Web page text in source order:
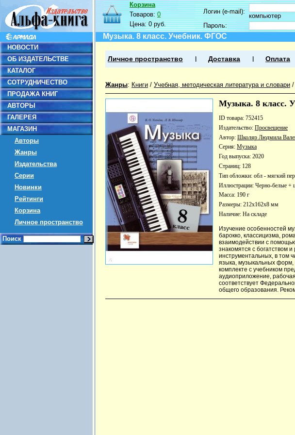
НОВОСТИ
ОБ ИЗДАТЕЛЬСТВЕ
КАТАЛОГ
СОТРУДНИЧЕСТВО
ПРОДАЖА КНИГ
АВТОРЫ
ГАЛЕРЕЯ
МАГАЗИН
Авторы
Жанры
Издательства
Серии
Новинки
Рейтинги
Корзина
Личное пространство
Поиск
Корзина
Товаров:0
Цена:0 руб.
Логин (e-mail):
компьютер
Пароль:
Музыка. 8 класс. Учебник. ФГОС
Личное пространство Доставка Оплата
Жанры: Книги / Учебная, методическая литература и словари /
Музыка. 8 класс.
ID товара: 752415
Издательство: Просвещение
Автор: Школяр Людмила
Серия: Музыка
Год выпуска: 2020
Страниц: 128
Тип обложки: обл - мягкий
Иллюстрации: Черно-белые +
Масса: 190 г
Размеры: 212x162x8 мм
Наличие: На складе
Изучение особенностей
барокко, классицизма,
взаимодействии с
знакомятся с богатством
инструментальных, в том
языка, музыкальных форм,
комплекте с учебником
аудиоприложение,
соответствует
общего образования.